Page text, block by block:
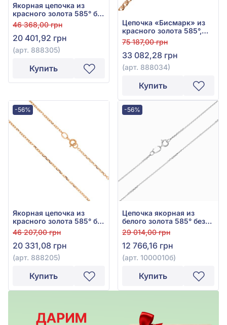
Якорная цепочка из
красного золота 585° без
вставки, арт. 888305
46 368,00 грн
20 401,92 грн
(арт. 888305)
Купить
Цепочка «Бисмарк» из
красного золота 585°,
без вставки, арт. 888034
75 187,00 грн
33 082,28 грн
(арт. 888034)
Купить
-56%
Якорная цепочка из
красного золота 585° без
вставки, арт. 888205
46 207,00 грн
20 331,08 грн
(арт. 888205)
Купить
-56%
Цепочка якорная из
белого золота 585° без
вставки, арт. 1000010б
29 014,00 грн
12 766,16 грн
(арт. 1000010б)
Купить